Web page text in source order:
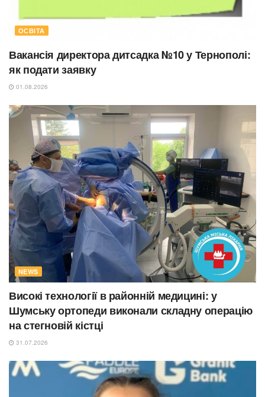
ОСВІТА
Вакансія директора дитсадка №10 у Тернополі:
як подати заявку
01.08.2026
NEWS
Високі технології в районній медицині: у
Шумську ортопеди виконали складну операцію
на стегновій кістці
31.07.2026